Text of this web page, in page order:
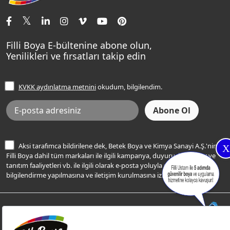
X
Tavan Boyaları
Ev Bakım ve Hobi Boyaları
Yatak Odası Renkleri
Sentomaxx Sentetik Boya
Sentomaxx İpeksi Mat
Momento Life
Şampanya Rengi
Açık Mavi Rengi
Frezya Rengi
İletişim Bilgilerimiz
Renk Danışma
Filli Ustam
Sıkça Sorulan Sorular
Ücretsiz Yalıtım Keşif Hizmeti
Bilgi Toplumu Hizmetleri
İnternet Sitesi Kullanım Koşulları
KVKK Talep Formu
KVKK Aydınlatma Metni
Filli Boya E-bültenine abone olun,
Yenilikleri ve fırsatları takip edin
KVKK aydınlatma metniniokudum, bilgilendim.
Aksi tarafımca bildirilene dek, Betek Boya ve Kimya Sanayi A.Ş.'nin
Filli Boya dahil tüm markaları ile ilgili kampanya, duyuru, hizmetler ve
tanıtım faaliyetleri vb. ile ilgili olarak e-posta yoluyla şahsıma
bilgilendirme yapılmasına ve iletişim kurulmasına izin veriyorum.